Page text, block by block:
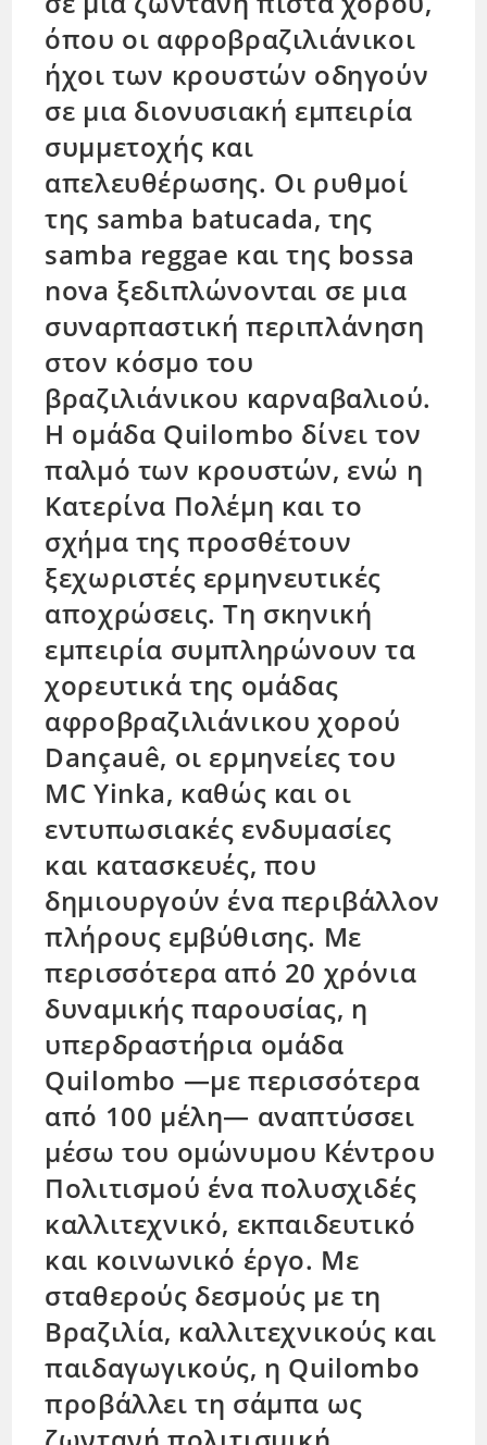
όπου οι αφροβραζιλιάνικοι
ήχοι των κρουστών οδηγούν
σε μια διονυσιακή εμπειρία
συμμετοχής και
απελευθέρωσης. Οι ρυθμοί
της samba batucada, της
samba reggae και της bossa
nova ξεδιπλώνονται σε μια
συναρπαστική περιπλάνηση
στον κόσμο του
βραζιλιάνικου καρναβαλιού.
Η ομάδα Quilombo δίνει τον
παλμό των κρουστών, ενώ η
Κατερίνα Πολέμη και το
σχήμα της προσθέτουν
ξεχωριστές ερμηνευτικές
αποχρώσεις. Τη σκηνική
εμπειρία συμπληρώνουν τα
χορευτικά της ομάδας
αφροβραζιλιάνικου χορού
Dançauê, οι ερμηνείες του
MC Yinka, καθώς και οι
εντυπωσιακές ενδυμασίες
και κατασκευές, που
δημιουργούν ένα περιβάλλον
πλήρους εμβύθισης. Με
περισσότερα από 20 χρόνια
δυναμικής παρουσίας, η
υπερδραστήρια ομάδα
Quilombo —με περισσότερα
από 100 μέλη— αναπτύσσει
μέσω του ομώνυμου Κέντρου
Πολιτισμού ένα πολυσχιδές
καλλιτεχνικό, εκπαιδευτικό
και κοινωνικό έργο. Με
σταθερούς δεσμούς με τη
Βραζιλία, καλλιτεχνικούς και
παιδαγωγικούς, η Quilombo
προβάλλει τη σάμπα ως